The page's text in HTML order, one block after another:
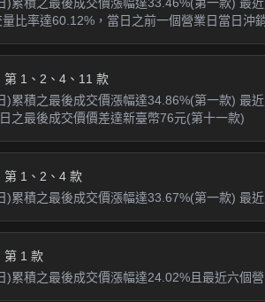
比率達60.12%，當日之前一個營業日當日沖
第 1、2、4、11 款
)累積之最後成交價漲幅達34.86%(第一款) 最
之最後成交價價差達新臺幣76元(第十一款)
第 1、2、4 款
)累積之最後成交價漲幅達33.67%(第一款) 最
第 1 款
)累積之最後成交價漲幅達24.02%且最近六個